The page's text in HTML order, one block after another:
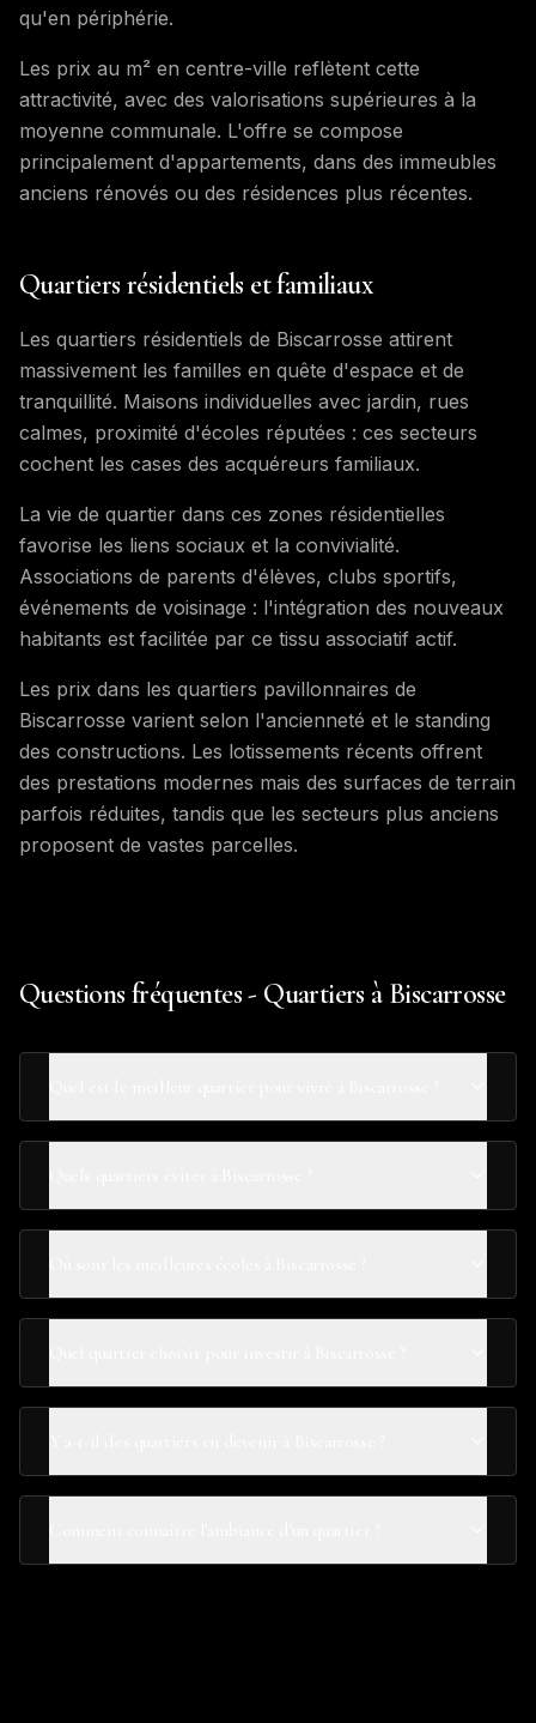
qu'en périphérie.
Les prix au m² en centre-ville reflètent cette
attractivité, avec des valorisations supérieures à la
moyenne communale. L'offre se compose
principalement d'appartements, dans des immeubles
anciens rénovés ou des résidences plus récentes.
Quartiers résidentiels et familiaux
Les quartiers résidentiels de Biscarrosse attirent
massivement les familles en quête d'espace et de
tranquillité. Maisons individuelles avec jardin, rues
calmes, proximité d'écoles réputées : ces secteurs
cochent les cases des acquéreurs familiaux.
La vie de quartier dans ces zones résidentielles
favorise les liens sociaux et la convivialité.
Associations de parents d'élèves, clubs sportifs,
événements de voisinage : l'intégration des nouveaux
habitants est facilitée par ce tissu associatif actif.
Les prix dans les quartiers pavillonnaires de
Biscarrosse varient selon l'ancienneté et le standing
des constructions. Les lotissements récents offrent
des prestations modernes mais des surfaces de terrain
parfois réduites, tandis que les secteurs plus anciens
proposent de vastes parcelles.
Questions fréquentes - Quartiers à Biscarrosse